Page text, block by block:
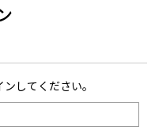
してください。